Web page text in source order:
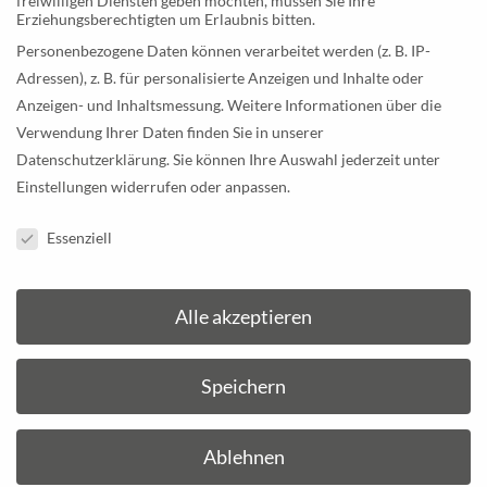
hier mehr!
ZUM BEITRAG
Thermoplast Spritzgießen
4. Juni 2021
Thermoplast ist ein Kunststoff, der mit Einfluss
Thermoplast Spritzgießen bei der Stocker
Kunststoff GmbH.
Besonderheiten beim Elastomer Spritzgießen
Erziehungsberechtigten um Erlaubnis bitten.
Personenbezogene Daten können verarbeitet werden (z. B. IP-
Adressen), z. B. für personalisierte Anzeigen und Inhalte oder
Anzeigen- und Inhaltsmessung.Weitere Informationen über die
Verwendung Ihrer Daten finden Sie in unserer
Datenschutzerklärung.Sie können Ihre Auswahl jederzeit unter
Einstellungen widerrufen oder anpassen.
Essenziell
Alle akzeptieren
Speichern
Ablehnen